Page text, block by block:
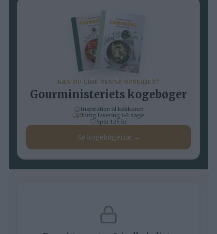
KAN DU LIDE DENNE OPSKRIFT?
Gourministeriets kogebøger
Inspiration til køkkenet
Hurtig levering 1-2 dage
Spar 125 kr
Se kogebøgerne →